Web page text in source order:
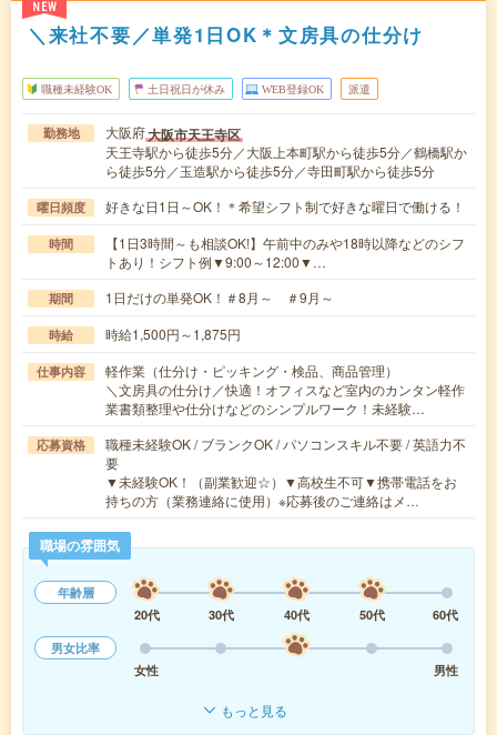
NEW
＼来社不要／単発1日OK＊文房具の仕分け
職種未経験OK 土日祝日が休み WEB登録OK 派遣
勤務地 大阪府大阪市天王寺区
天王寺駅から徒歩5分／大阪上本町駅から徒歩5分／鶴橋駅か
ら徒歩5分／玉造駅から徒歩5分／寺田町駅から徒歩5分
曜日頻度 好きな日1日～OK！＊希望シフト制で好きな曜日で働ける！
時間
【1日3時間～も相談OK!】午前中のみや18時以降などのシフ
トあり！シフト例▼9:00～12:00▼…
期間 1日だけの単発OK！＃8月～ ＃9月～
時給 時給1,500円～1,875円
仕事内容
軽作業（仕分け・ピッキング・検品、商品管理）
＼文房具の仕分け／快適！オフィスなど室内のカンタン軽作
業書類整理や仕分けなどのシンプルワーク！未経験…
応募資格
職種未経験OK / ブランクOK / パソコンスキル不要 / 英語力不
要
▼未経験OK！（副業歓迎☆）▼高校生不可▼携帯電話をお
持ちの方（業務連絡に使用）※応募後のご連絡はメ…
職場の雰囲気
年齢層
20代
30代 40代 50代
60代
男女比率
女性
男性
もっと見る